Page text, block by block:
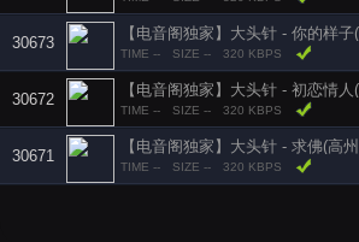
30673
【电音阁独家】大头针 - 你的样
TIME -- SIZE -- 320 KBPS
30672
【电音阁独家】大头针 - 初恋情
TIME -- SIZE -- 320 KBPS
30671
【电音阁独家】大头针 - 求佛(高
TIME -- SIZE -- 320 KBPS